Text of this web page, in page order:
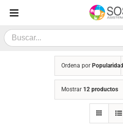
contenido
Search
for:
Ordena por Popularidad
Mostrar 12 productos